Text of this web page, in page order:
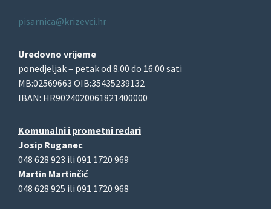
pisarnica@krizevci.hr
Uredovno vrijeme
ponedjeljak – petak od 8.00 do 16.00 sati
MB:02569663 OIB:35435239132
IBAN: HR9024020061821400000
Komunalni i prometni redari
Josip Ruganec
048 628 923 ili 091 1720 969
Martin Martinčić
048 628 925 ili 091 1720 968